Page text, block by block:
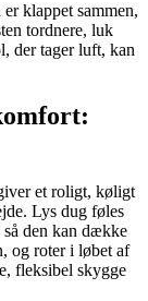
klappet sammen,
tordnere, luk
der tager luft, kan
et roligt, køligt
Lys dug føles
så den kan dække
og roter i løbet af
fleksibel skygge